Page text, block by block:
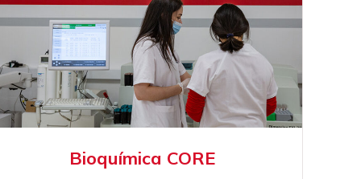
Bioquímica CORE